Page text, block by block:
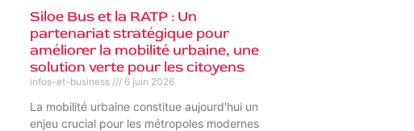
Siloe Bus et la RATP : Un
partenariat stratégique pour
améliorer la mobilité urbaine, une
solution verte pour les citoyens
infos-et-business 6 juin 2026
La mobilité urbaine constitue aujourd'hui un
enjeu crucial pour les métropoles modernes